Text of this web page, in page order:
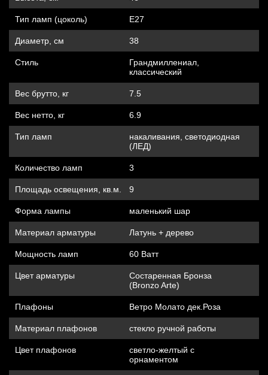
Тип ламп (цоколь) Е27
Диаметр, см 38
Стиль
Грандмиллениал,
классический
Вес брутто, кг 7.5
Вес нетто, кг 6.9
Тип ламп
накаливания, cветодиодная
(ЛЕД)
Количество ламп 3
Площадь освещения, кв.м. 9
Форма лампы маленький шар
Материал арматуры Латунь + дерево
Мощность ламп 60 Ватт
Цвет арматуры
Состаренная Бронза
(Bronzo Arte)
Плафоны Ветро Молато дек.Роза
Материал плафонов стекло ручной работы
Цвет плафонов
светло-желтый с
орнаментом